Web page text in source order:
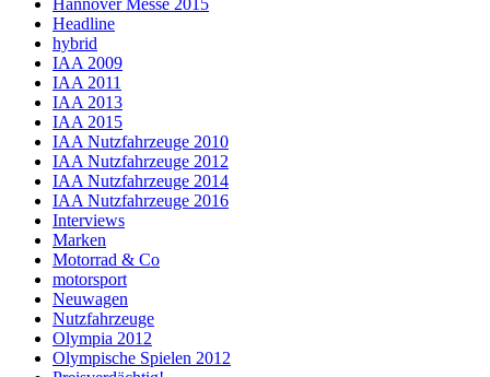
Hannover Messe 2015
Headline
hybrid
IAA 2009
IAA 2011
IAA 2013
IAA 2015
IAA Nutzfahrzeuge 2010
IAA Nutzfahrzeuge 2012
IAA Nutzfahrzeuge 2014
IAA Nutzfahrzeuge 2016
Interviews
Marken
Motorrad & Co
motorsport
Neuwagen
Nutzfahrzeuge
Olympia 2012
Olympische Spielen 2012